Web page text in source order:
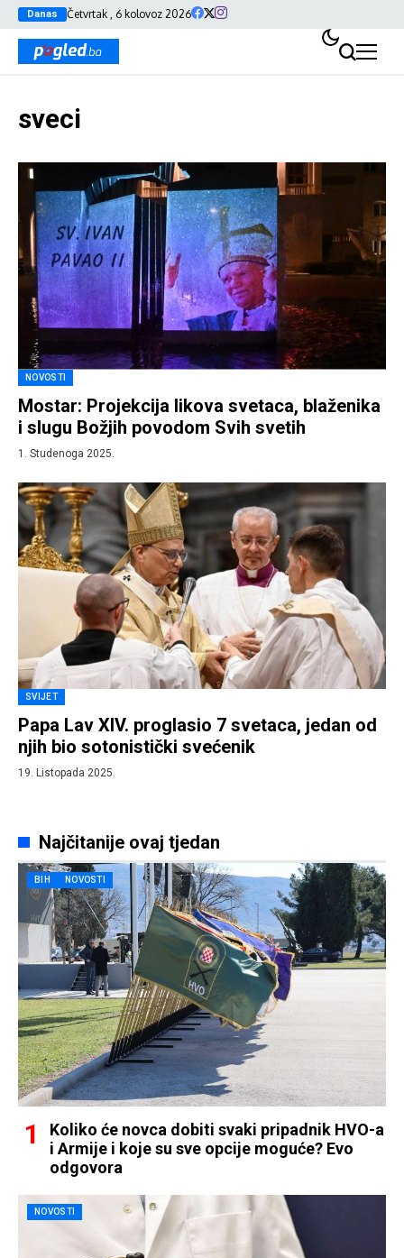
Danas Četvrtak , 6 kolovoz 2026
sveci
NOVOSTI
Mostar: Projekcija likova svetaca, blaženika
i slugu Božjih povodom Svih svetih
1. Studenoga 2025.
SVIJET
Papa Lav XIV. proglasio 7 svetaca, jedan od
njih bio sotonistički svećenik
19. Listopada 2025.
Najčitanije ovaj tjedan
BIH NOVOSTI
Koliko će novca dobiti svaki pripadnik HVO-a
i Armije i koje su sve opcije moguće? Evo
odgovora
NOVOSTI